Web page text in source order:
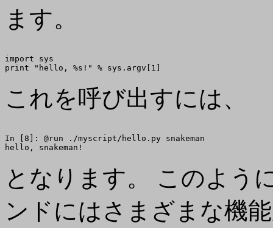
ます。
import sys
これを呼び出すには、
In [8]: @run ./myscript/hello.py snakeman
となります。 このよう
ンドにはさまざまな機